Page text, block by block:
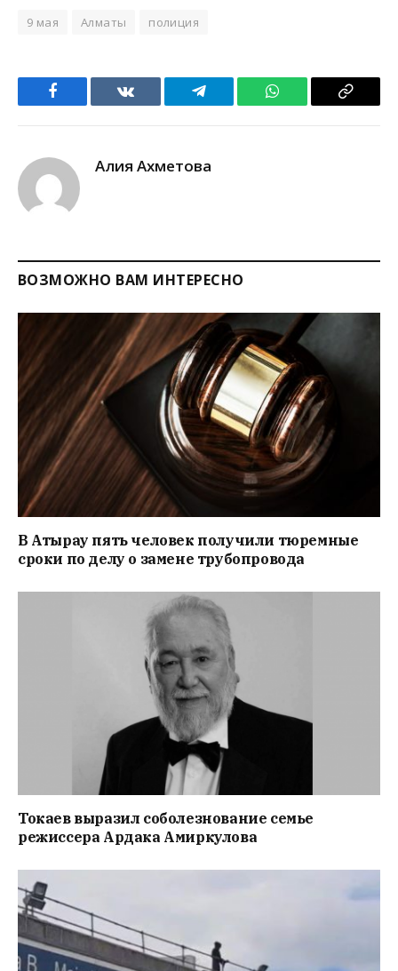
9 мая Алматы полиция
Facebook VKontakteTelegram WhatsApp Copy
Алия Ахметова
ВОЗМОЖНО ВАМ ИНТЕРЕСНО
В Атырау пять человек получили тюремные
сроки по делу о замене трубопровода
Токаев выразил соболезнование семье
режиссера Ардака Амиркулова